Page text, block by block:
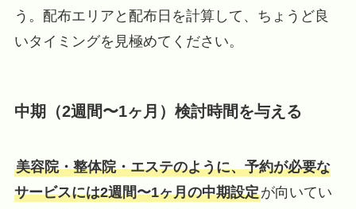
う。配布エリアと配布日を計算して、ちょうど良
いタイミングを見極めてください。
中期（2週間〜1ヶ月）検討時間を与える
美容院・整体院・エステのように、予約が必要な
サービスには2週間〜1ヶ月の中期設定が向いてい